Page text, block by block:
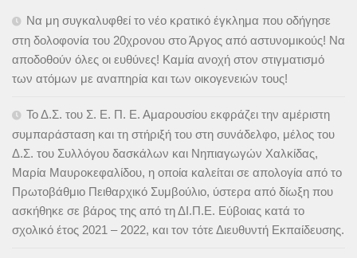
Να μη συγκαλυφθεί το νέο κρατικό έγκλημα που οδήγησε
στη δολοφονία του 20χρονου στο Άργος από αστυνομικούς! Να
αποδοθούν όλες οι ευθύνες! Καμία ανοχή στον στιγματισμό
των ατόμων με αναπηρία και των οικογενειών τους!
Το Δ.Σ. του Σ. Ε. Π. Ε. Αμαρουσίου εκφράζει την αμέριστη
συμπαράσταση και τη στήριξή του στη συνάδελφο, μέλος του
Δ.Σ. του Συλλόγου δασκάλων και Νηπιαγωγών Χαλκίδας,
Μαρία Μαυροκεφαλίδου, η οποία καλείται σε απολογία από το
Πρωτοβάθμιο Πειθαρχικό Συμβούλιο, ύστερα από δίωξη που
ασκήθηκε σε βάρος της από τη ΔΙ.Π.Ε. Εύβοιας κατά το
σχολικό έτος 2021 – 2022, και τον τότε Διευθυντή Εκπαίδευσης.